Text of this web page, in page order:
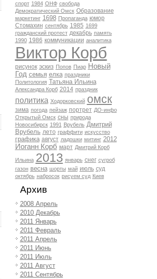
спорт 1984 ОНФ свобода
Демократический Омск Образование
маркетинг 1698 Пропаганда юмор
Стомахин сентябрь 1985 1699
гражданский протест декабрь память
1990 1986 коммуникации аналитика
Виктор Корб
рисунок эскиз Попов Пиар Новый
Год семья елка праздники
Политология Татьяна Ильина
Александра Корб 2014 праздник
политика Ходорковский омск
зима погода пейзаж портрет ДО-инфо
Открытый Омск сны природа
Новосибирск 1991 Врубель Дмитрий
Врубель лето граффити искусство
графика август ладошки митинг 2012
Иоганн Корб март Дмитрий Корб
Ильина 2013 январь снег сугроб
газон весна шорты май июль суд
октябрь набросок рисуем суд Киев
Архив
2008 Апрель
2010 Декабрь
2011 Январь
2011 Февраль
2011 Апрель
2011 Июнь
2011 Июль
2011 Август
2011 Сентябрь